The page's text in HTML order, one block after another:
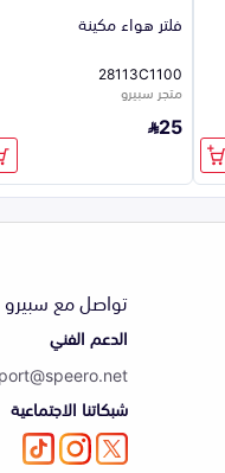
فلتر هواء مكينة
28113C1100
متجر سبيرو
25
تواصل مع سبيرو
الدعم الفني
شبكاتنا الاجتماعية